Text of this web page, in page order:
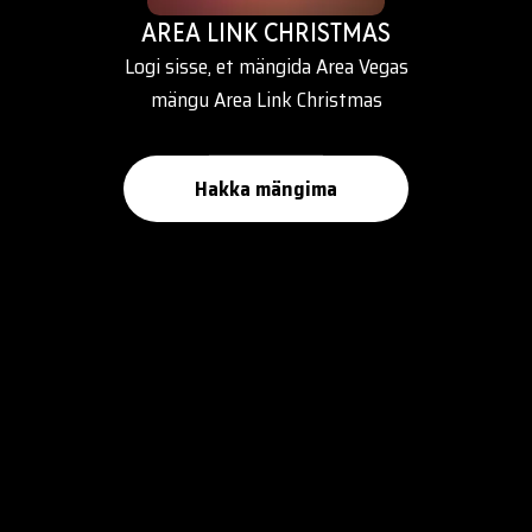
AREA LINK CHRISTMAS
Logi sisse, et mängida Area Vegas
mängu Area Link Christmas
Hakka mängima